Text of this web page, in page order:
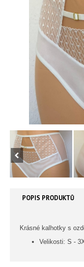
POPIS PRODUKTŮ
Krásné kalhotky s
Velikosti: S -